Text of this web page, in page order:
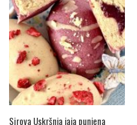
Sirova Uskršnja jaja punjena